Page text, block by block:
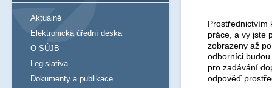
Prostřednictvím
práce, a vy jste
zobrazeny až
odborníci
pro zadávání
odpověď
Aktuálně
Elektronická úřední deska
O SÚJB
Legislativa
Dokumenty a publikace